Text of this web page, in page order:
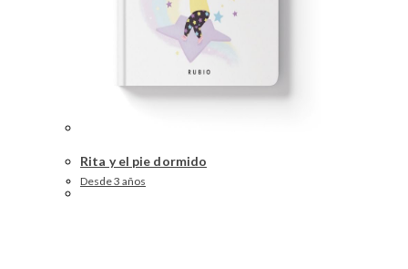
Rita y el pie dormido
Desde 3 años